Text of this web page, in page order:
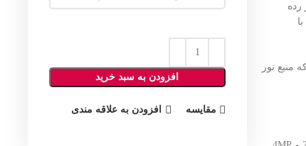
رده
منبع نور
افزودن به سبد خرید
مقایسه افزودن به علاقه مندی